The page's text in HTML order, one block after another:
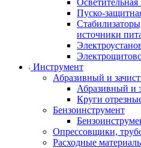
Пуско-
источники
Инструмент
Абразивный и
Абразивный и
Круги
Бензоинструмент
Опрессовщики,
Расходные